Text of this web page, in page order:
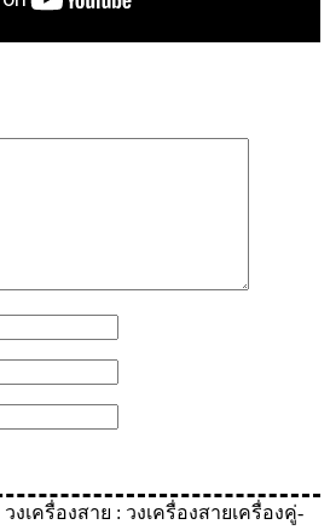
วงเครื่องสาย : วงเครื่องสายเครื่องคู่-